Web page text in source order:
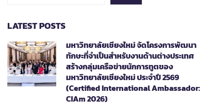
LATEST POSTS
มหาวิทยาลัยเชียงใหม่ จัดโครงการพัฒนา
ทักษะที่จำเป็นสำหรับงานด้านต่างประเทศ
สร้างกลุ่มเครือข่ายนักการทูตของ
มหาวิทยาลัยเชียงใหม่ ประจำปี 2569
(Certified International Ambassador:
CIAm 2026)